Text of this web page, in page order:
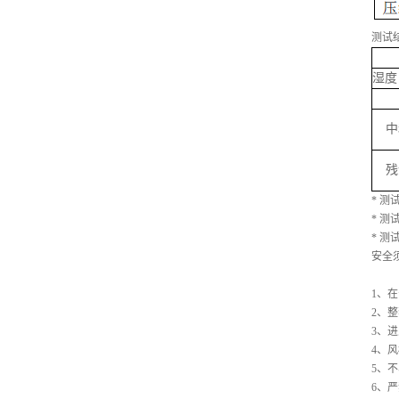
测试
湿
* 测
* 测
* 测
安全
1、
2、
3、
4、
5、
6、